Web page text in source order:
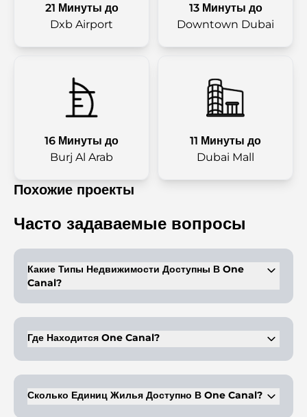
21 Минуты до
Dxb Airport
13 Минуты до
Downtown Dubai
16 Минуты до
Burj Al Arab
11 Минуты до
Dubai Mall
Похожие проекты
Часто задаваемые вопросы
Какие Типы Недвижимости Доступны В One
Canal?
верхнем этаже с 4–5 спальнями.
Где Находится One Canal?
водного канала.
Сколько Единиц Жилья Доступно В One Canal?